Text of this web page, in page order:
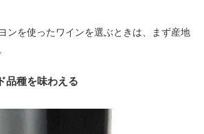
ンを使ったワインを選ぶときは、まず産地
品種を味わえる